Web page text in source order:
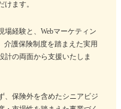
ます。
経験と、Webマーケティン
介護保険制度を踏まえた実用
計の両面から支援いたしま
、保険外を含めたシニアビジ